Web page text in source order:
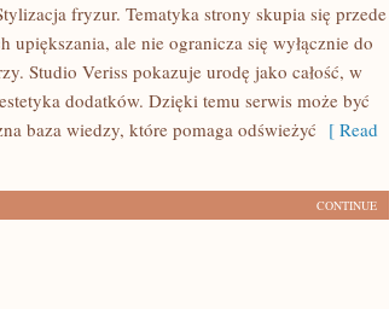
fryzur. Tematyka strony skupia się przede
upiększania, ale nie ogranicza się wyłącznie do
Studio Veriss pokazuje urodę jako całość, w
dodatków. Dzięki temu serwis może być
baza wiedzy, które pomaga odświeżyć [ Read
CONTINUE